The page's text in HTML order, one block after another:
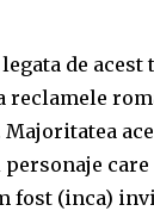
de acest
reclamele
Majoritatea
care
fost (inca)